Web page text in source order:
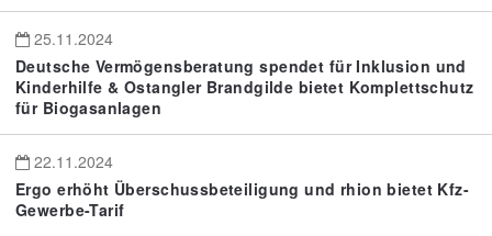
25.11.2024
Deutsche Vermögensberatung spendet für Inklusion und
Kinderhilfe & Ostangler Brandgilde bietet Komplettschutz
für Biogasanlagen
22.11.2024
Ergo erhöht Überschussbeteiligung und rhion bietet Kfz-
Gewerbe-Tarif